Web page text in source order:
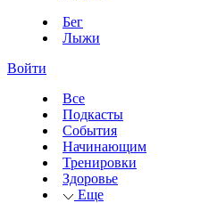
Бег
Лыжи
Войти
Все
Подкасты
События
Начинающим
Тренировки
Здоровье
Еще